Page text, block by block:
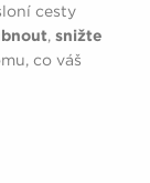
cesty
, snižte
co váš